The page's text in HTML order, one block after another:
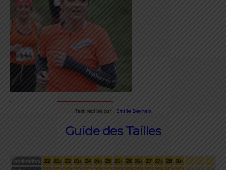
Test réalisé par : Emilie Beyneix
Guide des Tailles